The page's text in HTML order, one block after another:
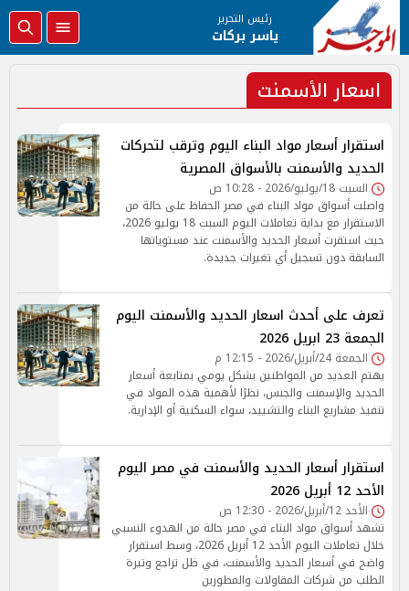
رئيس التحرير
ياسر بركات
اسعار الأسمنت
استقرار أسعار مواد البناء اليوم وترقب لتحركات
الحديد والأسمنت بالأسواق المصرية
السبت 18/يوليو/2026 - 10:28 ص
واصلت أسواق مواد البناء في مصر الحفاظ على حالة من
الاستقرار مع بداية تعاملات اليوم السبت 18 يوليو 2026،
حيث استقرت أسعار الحديد والأسمنت عند مستوياتها
السابقة دون تسجيل أي تغيرات جديدة.
تعرف على أحدث اسعار الحديد والأسمنت اليوم
الجمعة 23 ابريل 2026
الجمعة 24/أبريل/2026 - 12:15 م
يهتم العديد من المواطنين بشكل يومي بمتابعة أسعار
الحديد والإسمنت والجبس، نظرًا لأهمية هذه المواد في
تنفيذ مشاريع البناء والتشييد، سواء السكنية أو الإدارية.
استقرار أسعار الحديد والأسمنت في مصر اليوم
الأحد 12 أبريل 2026
الأحد 12/أبريل/2026 - 12:30 ص
تشهد أسواق مواد البناء في مصر حالة من الهدوء النسبي
خلال تعاملات اليوم الأحد 12 أبريل 2026، وسط استقرار
واضح في أسعار الحديد والأسمنت، في ظل تراجع وتيرة
الطلب من شركات المقاولات والمطورين